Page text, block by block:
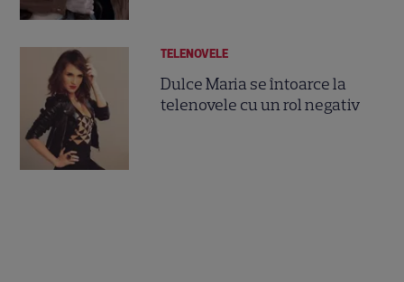
TELENOVELE
Dulce Maria se întoarce la
telenovele cu un rol negativ